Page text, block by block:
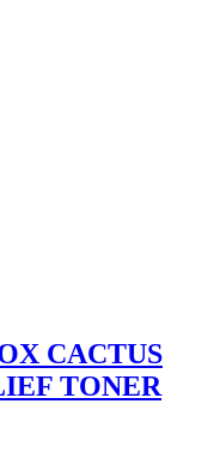
CACTUS
TONER